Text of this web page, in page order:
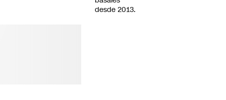
desde 2013.